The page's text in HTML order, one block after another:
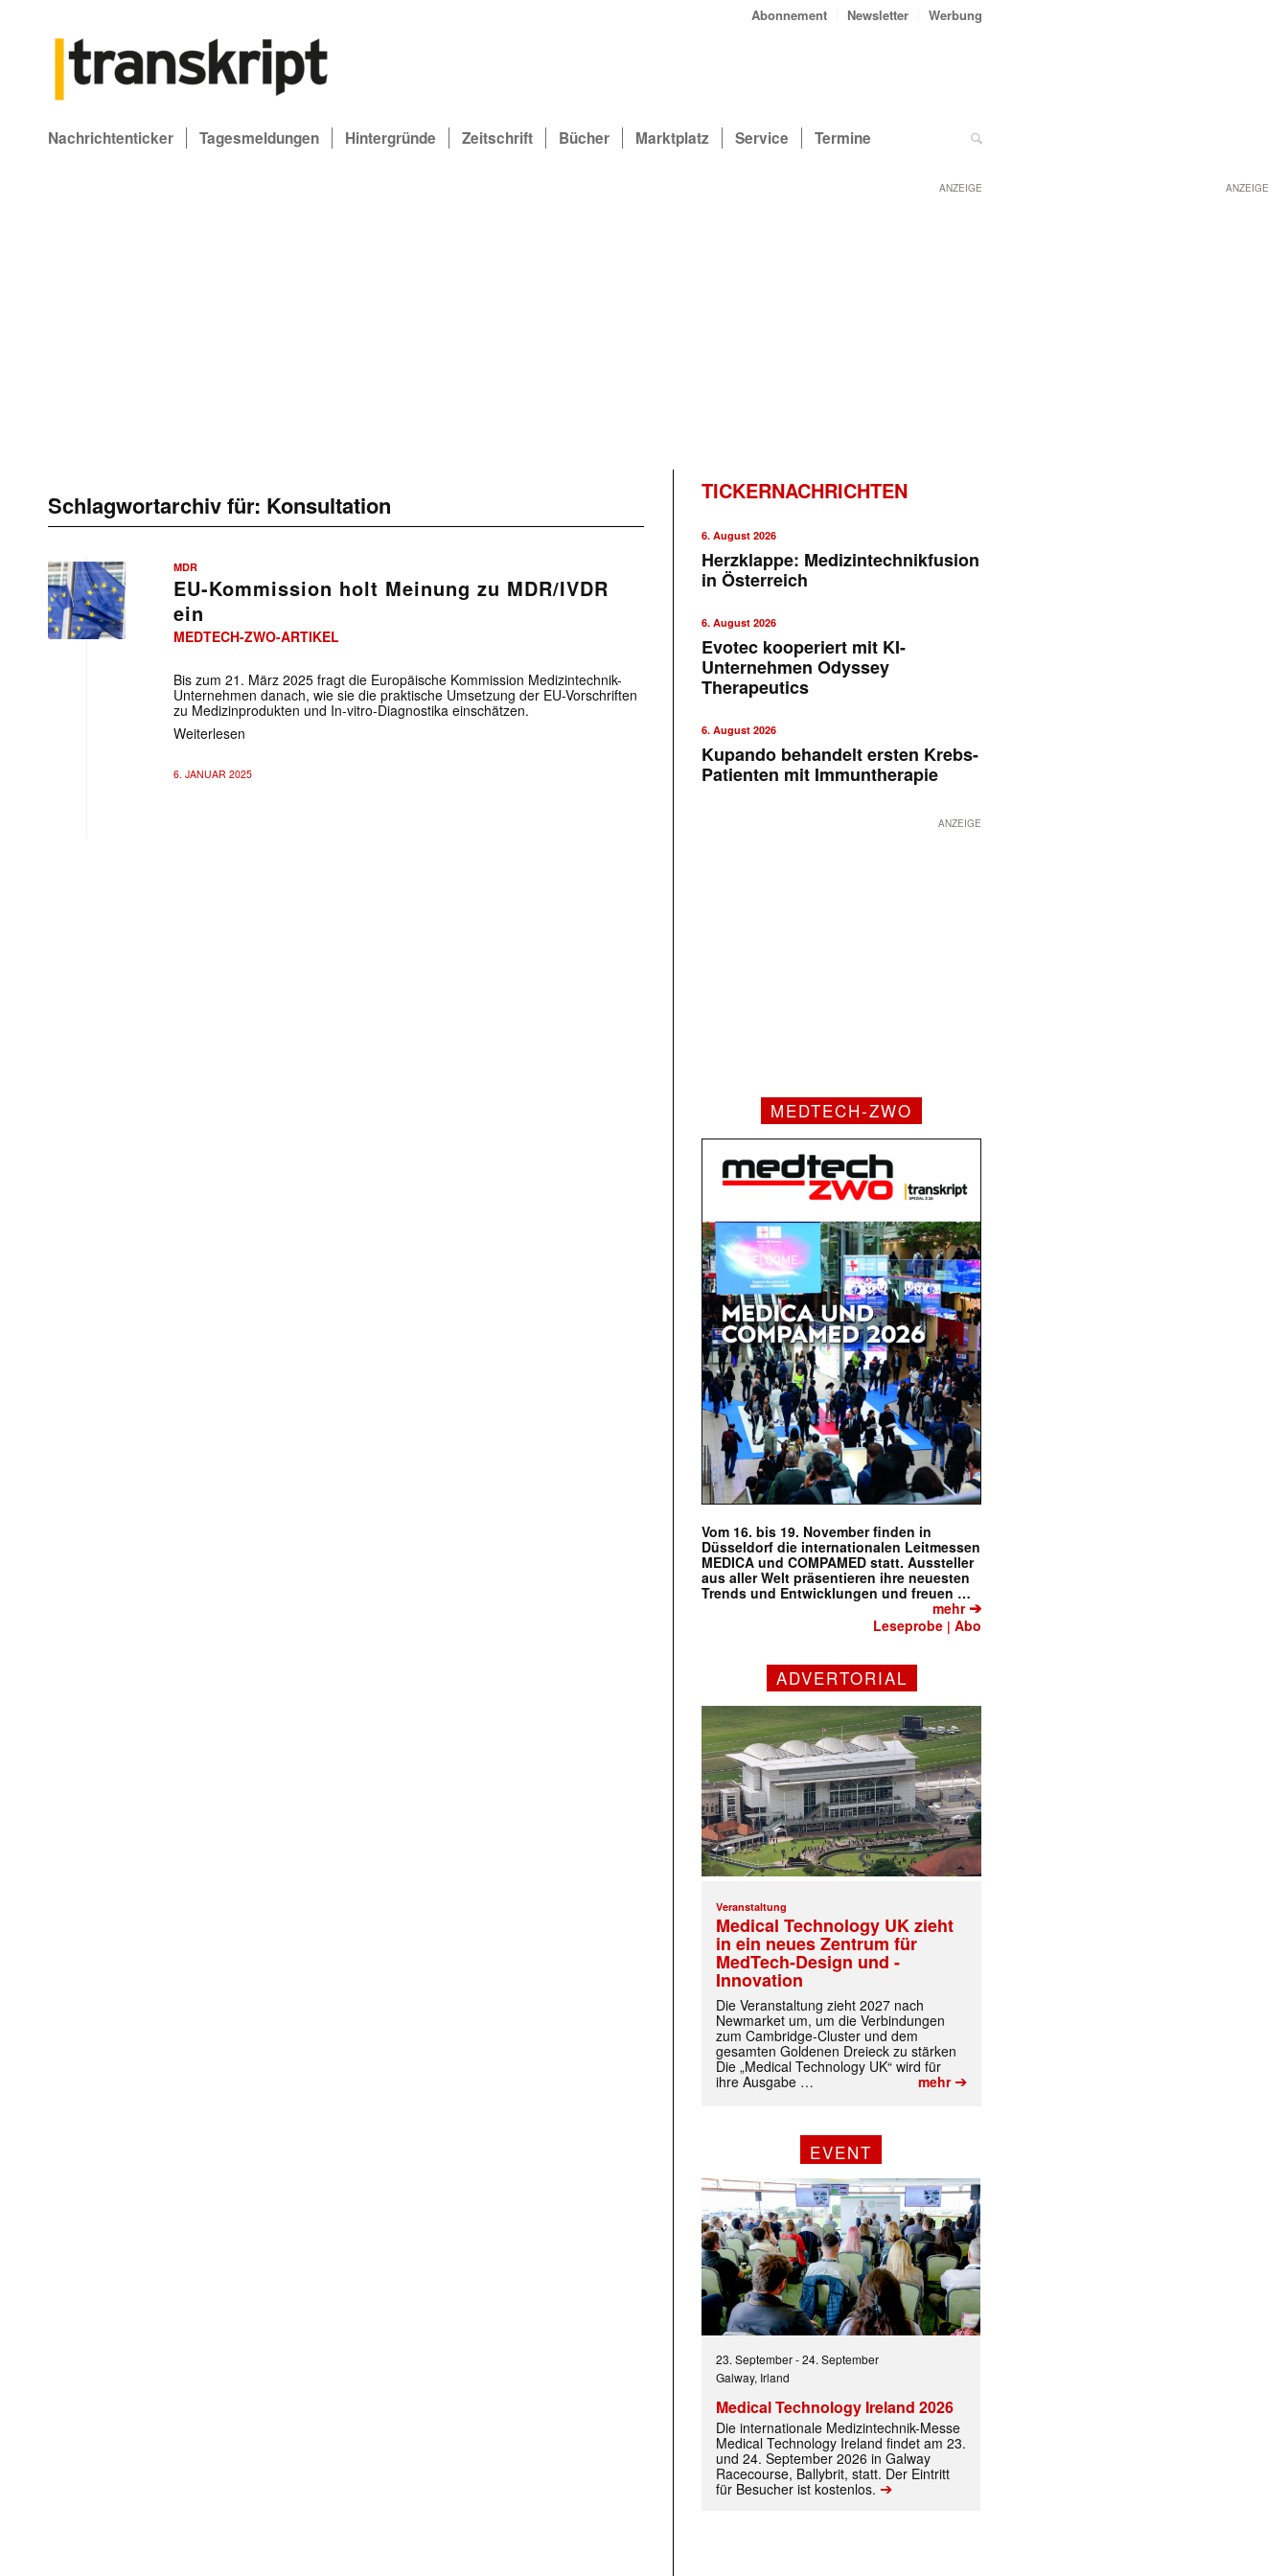
ANZEIGE
Abonnement Newsletter Werbung
Nachrichtenticker Tagesmeldungen Hintergründe Zeitschrift Bücher Marktplatz Service Termine
ANZEIGE
Schlagwortarchiv für: Konsultation
MDR
EU-Kommission holt Meinung zu MDR/IVDR
ein
MEDTECH-ZWO-ARTIKEL
Bis zum 21. März 2025 fragt die Europäische Kommission Medizintechnik-
Unternehmen danach, wie sie die praktische Umsetzung der EU-Vorschriften
zu Medizinprodukten und In-vitro-Diagnostika einschätzen.
Weiterlesen
6. JANUAR 2025
TICKERNACHRICHTEN
6. August 2026
Herzklappe: Medizintechnikfusion
in Österreich
6. August 2026
Evotec kooperiert mit KI-
Unternehmen Odyssey
Therapeutics
6. August 2026
Kupando behandelt ersten Krebs-
Patienten mit Immuntherapie
ANZEIGE
MEDTECH-ZWO
Vom 16. bis 19. November finden in
Düsseldorf die internationalen Leitmessen
MEDICA und COMPAMED statt. Aussteller
aus aller Welt präsentieren ihre neuesten
Trends und Entwicklungen und freuen …
mehr➔
Leseprobe |Abo
ADVERTORIAL
Veranstaltung
Medical Technology UK zieht
in ein neues Zentrum für
MedTech-Design und -
Innovation
Die Veranstaltung zieht 2027 nach
Newmarket um, um die Verbindungen
zum Cambridge-Cluster und dem
gesamten Goldenen Dreieck zu stärken
Die „Medical Technology UK“ wird für
ihre Ausgabe …
mehr➔
EVENT
23. September-24. September
Galway, Irland
Medical Technology Ireland 2026
Die internationale Medizintechnik-Messe
Medical Technology Ireland findet am 23.
und 24. September 2026 in Galway
Racecourse, Ballybrit, statt. Der Eintritt
für Besucher ist kostenlos. ➔